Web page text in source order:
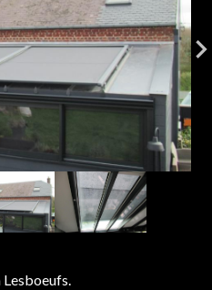
Lesboeufs.